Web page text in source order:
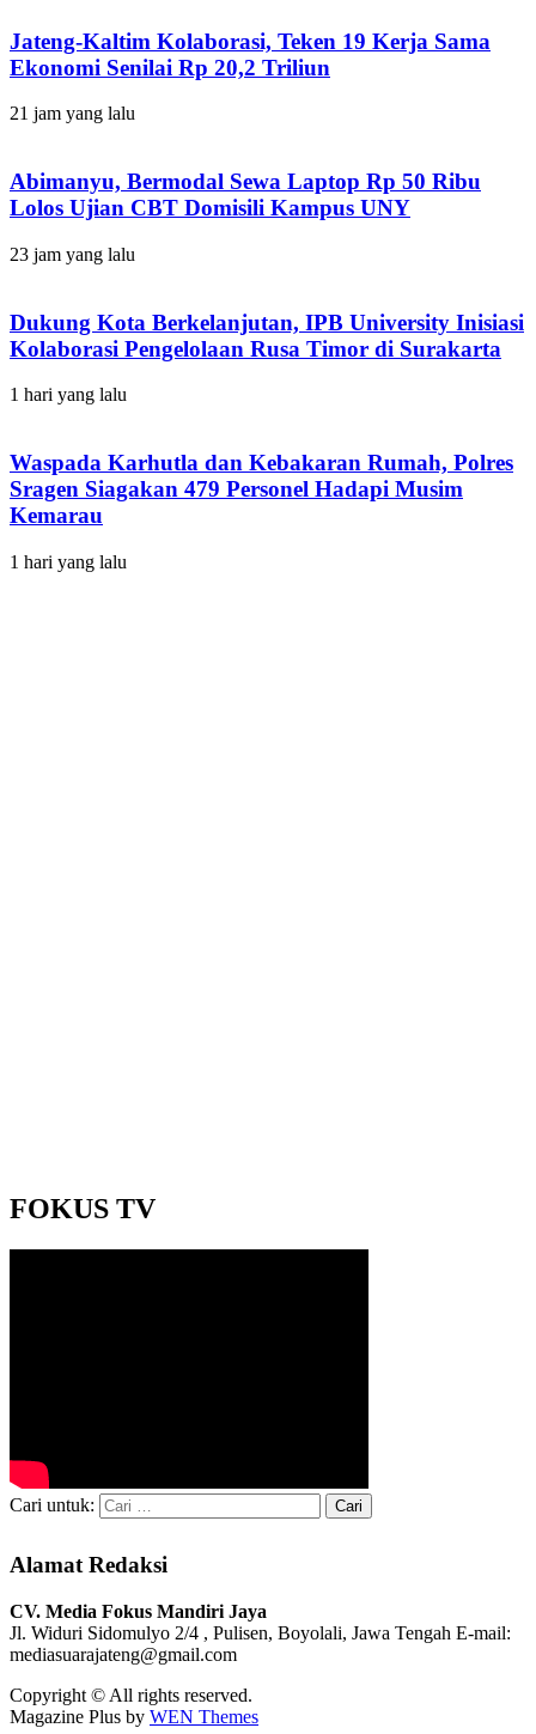
Jateng-Kaltim Kolaborasi, Teken 19 Kerja Sama
Ekonomi Senilai Rp 20,2 Triliun
21 jam yang lalu
Abimanyu, Bermodal Sewa Laptop Rp 50 Ribu
Lolos Ujian CBT Domisili Kampus UNY
23 jam yang lalu
Dukung Kota Berkelanjutan, IPB University Inisiasi
Kolaborasi Pengelolaan Rusa Timor di Surakarta
1 hari yang lalu
Waspada Karhutla dan Kebakaran Rumah, Polres
Sragen Siagakan 479 Personel Hadapi Musim
Kemarau
1 hari yang lalu
FOKUS TV
Cari untuk:
Alamat Redaksi
CV. Media Fokus Mandiri Jaya
Jl. Widuri Sidomulyo 2/4 , Pulisen, Boyolali, Jawa Tengah E-mail:
mediasuarajateng@gmail.com
Copyright © All rights reserved.
Magazine Plus by WEN Themes